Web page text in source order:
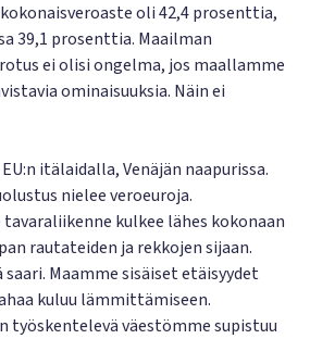
oli 42,4 prosenttia,
39,1 prosenttia. Maailman
ei olisi ongelma, jos maallamme
ominaisuuksia. Näin ei
itälaidalla, Venäjän naapurissa.
nielee veroeuroja.
kulkee lähes kokonaan
rautateiden ja rekkojen sijaan.
Maamme sisäiset etäisyydet
kuluu lämmittämiseen.
työskentelevä väestömme supistuu